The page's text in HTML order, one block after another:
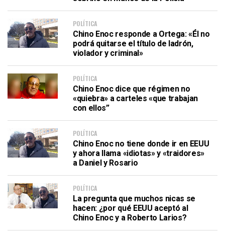
POLÍTICA
Chino Enoc responde a Ortega: «Él no
podrá quitarse el título de ladrón,
violador y criminal»
POLÍTICA
Chino Enoc dice que régimen no
«quiebra» a carteles «que trabajan
con ellos”
POLÍTICA
Chino Enoc no tiene donde ir en EEUU
y ahora llama «idiotas» y «traidores»
a Daniel y Rosario
POLÍTICA
La pregunta que muchos nicas se
hacen: ¿por qué EEUU aceptó al
Chino Enoc y a Roberto Larios?